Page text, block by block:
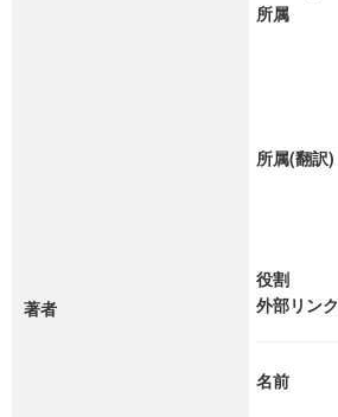
著者
所属
所属(翻訳)
役割
外部リンク
名前